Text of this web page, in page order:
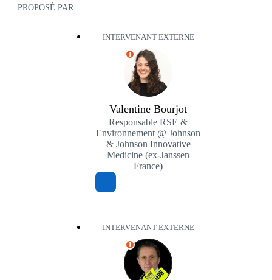
PROPOSÉ PAR
INTERVENANT EXTERNE
I
Valentine Bourjot
Responsable RSE &
Environnement @ Johnson
& Johnson Innovative
Medicine (ex-Janssen
France)
INTERVENANT EXTERNE
I